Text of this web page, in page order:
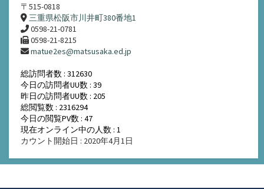
〒515-0818
三重県松阪市川井町380番地1
0598-21-0781
0598-21-8215
matue2es@matsusaka.ed.jp
総訪問者数 : 312630
今日の訪問者UU数 : 39
昨日の訪問者UU数 : 205
総閲覧数 : 2316294
今日の閲覧PV数 : 47
現在オンライン中の人数 : 1
カウント開始日 : 2020年4月1日